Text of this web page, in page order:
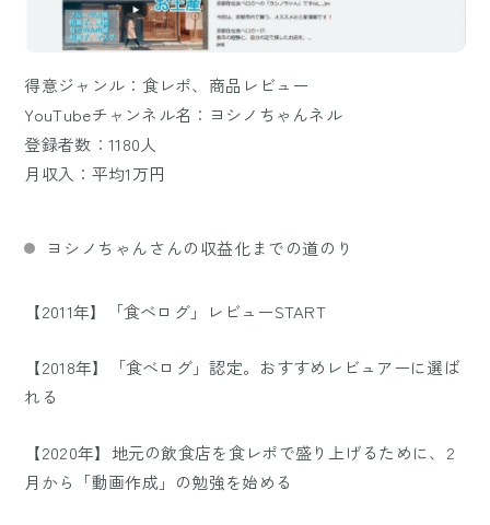
得意ジャンル：食レポ、商品レビュー
YouTubeチャンネル名：ヨシノちゃんネル
登録者数：1180人
月収入：平均1万円
ヨシノちゃんさんの収益化までの道のり
【2011年】「食べログ」レビューSTART
【2018年】「食べログ」認定。おすすめレビュアーに選ば
れる
【2020年】地元の飲食店を食レポで盛り上げるために、2
月から「動画作成」の勉強を始める